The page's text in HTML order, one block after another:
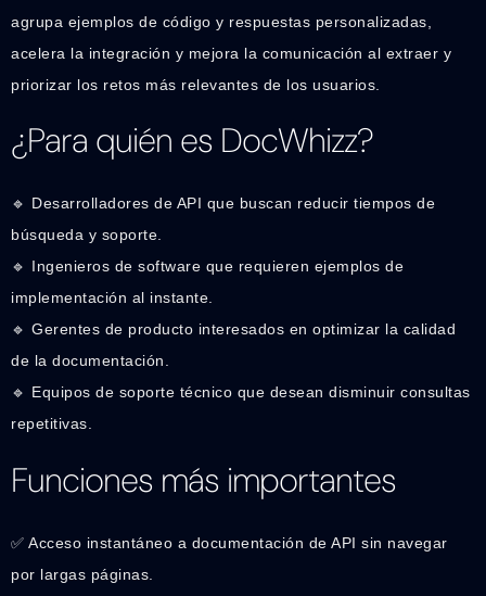
agrupa ejemplos de código y respuestas personalizadas,
acelera la integración y mejora la comunicación al extraer y
priorizar los retos más relevantes de los usuarios.
¿Para quién es DocWhizz?
🔹 Desarrolladores de API que buscan reducir tiempos de
búsqueda y soporte.
🔹 Ingenieros de software que requieren ejemplos de
implementación al instante.
🔹 Gerentes de producto interesados en optimizar la calidad
de la documentación.
🔹 Equipos de soporte técnico que desean disminuir consultas
repetitivas.
Funciones más importantes
✅ Acceso instantáneo a documentación de API sin navegar
por largas páginas.